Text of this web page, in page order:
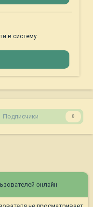
в систему.
Подписчики 0
онлайн